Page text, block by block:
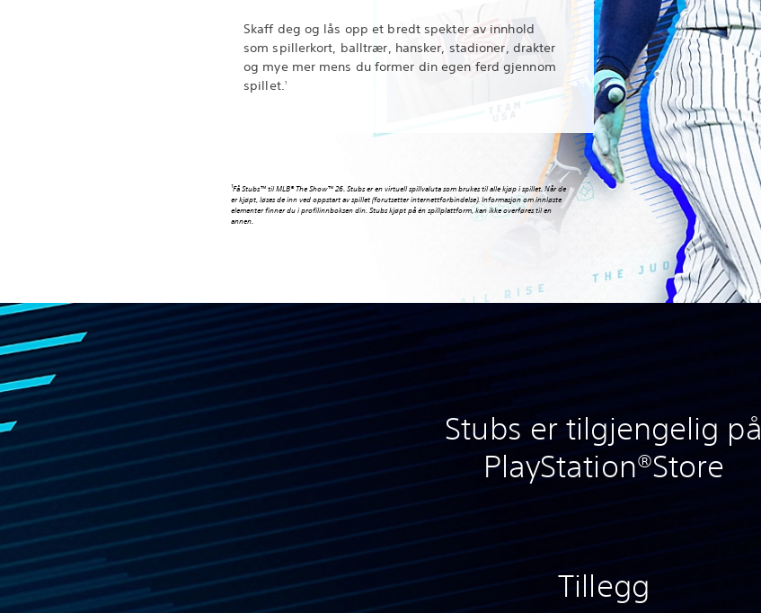
Skaff deg og lås opp et bredt spekter av innhold
som spillerkort, balltrær, hansker, stadioner, drakter
og mye mer mens du former din egen ferd gjennom
spillet. 1
1Få Stubs™ til MLB® The Show™ 26. Stubs er en virtuell spillvaluta som brukes til alle kjøp i spillet. Når de
er kjøpt, løses de inn ved oppstart av spillet (forutsetter internettforbindelse). Informasjon om innløste
elementer finner du i profilinnboksen din. Stubs kjøpt på én spillplattform, kan ikke overføres til en
annen.
Stubs er tilgjengelig på
PlayStation®Store
Tillegg